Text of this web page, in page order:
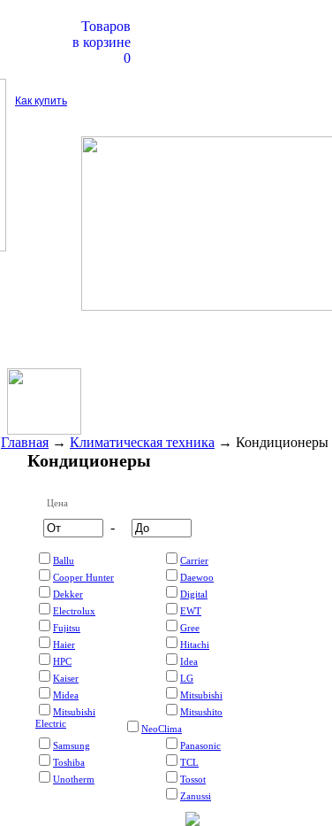
Товаров
в корзине
0
Как купить
Главная → Климатическая техника → Кондиционеры
Кондиционеры
Цена
-
Ballu
Carrier
Cooper Hunter
Daewoo
Dekker
Digital
Electrolux
EWT
Fujitsu
Gree
Haier
Hitachi
HPC
Idea
Kaiser
LG
Midea
Mitsubishi
Mitsubishi
Electric
Mitsushito
NeoClima
Panasonic
Samsung
TCL
Toshiba
Tossot
Unotherm
Zanussi